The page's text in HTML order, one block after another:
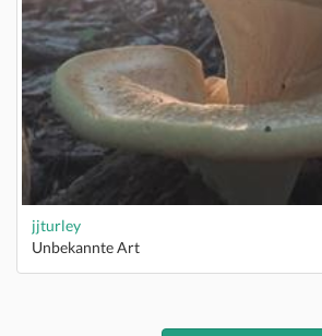
jjturley
Unbekannte Art